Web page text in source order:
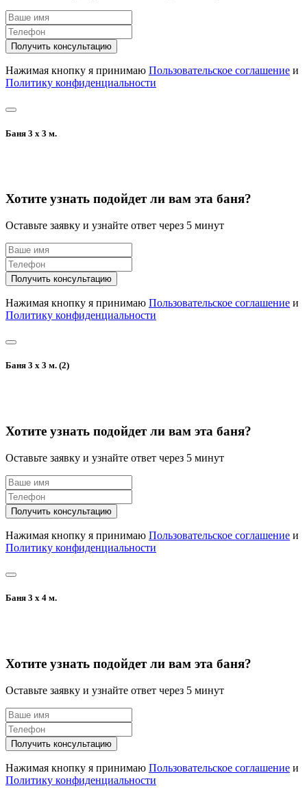
Получить консультацию
Нажимая кнопку я принимаю Пользовательское соглашение и
Политику конфиденциальности
Баня 3 х 3 м.
Хотите узнать подойдет ли вам эта баня?
Оставьте заявку и узнайте ответ через 5 минут
Получить консультацию
Нажимая кнопку я принимаю Пользовательское соглашение и
Политику конфиденциальности
Баня 3 х 3 м. (2)
Хотите узнать подойдет ли вам эта баня?
Оставьте заявку и узнайте ответ через 5 минут
Получить консультацию
Нажимая кнопку я принимаю Пользовательское соглашение и
Политику конфиденциальности
Баня 3 х 4 м.
Хотите узнать подойдет ли вам эта баня?
Оставьте заявку и узнайте ответ через 5 минут
Получить консультацию
Нажимая кнопку я принимаю Пользовательское соглашение и
Политику конфиденциальности